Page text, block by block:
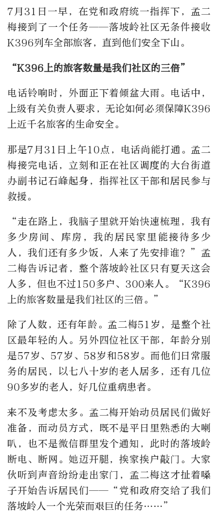
7月31日一早，在党和政府统一指挥下，孟二
梅接到了一个任务——落坡岭社区无条件接收
K396列车全部旅客，直到他们安全下山。
“K396上的旅客数量是我们社区的三倍”
电话铃响时，外面正下着倾盆大雨。电话中，
上级有关负责人要求，无论如何必须保障K396
上近千名旅客的生命安全。
那是7月31日上午10点，电话尚能打通。孟二
梅接完电话，立刻和正在社区调度的大台街道
办副书记石峰起身，指挥社区干部和居民参与
救援。
“走在路上，我脑子里就开始快速梳理，我有
多少房间、库房，我的居民家里能接待多少
人，我们还有多少饭，人来了先安排谁？”孟
二梅告诉记者，整个落坡岭社区只有夏天这会
人多，但也不过150多户、300来人。“K396
上的旅客数量是我们社区的三倍。”
除了人数，还有年龄。孟二梅51岁，是整个社
区最年轻的人。另外四位社区干部，年龄分别
是57岁、57岁、58岁和58岁。而他们日常服
务的居民，以七八十岁的老人居多，还有几位
90多岁的老人，好几位重病患者。
来不及考虑太多。孟二梅开始动员居民们做好
准备，而动员方式，既不是平日里熟悉的大喇
叭，也不是微信群里发个通知，此时的落坡岭
断电、断网。她迈开腿，挨家挨户敲门。大家
伙听到声音纷纷走出家门，孟二梅这才扯着嗓
子开始告诉居民们——“党和政府交给了我们
落坡岭人一个光荣而艰巨的任务……”